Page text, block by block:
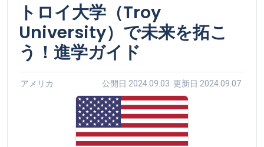
トロイ大学（Troy
University）で未来を拓こ
う！進学ガイド
アメリカ 公開日 2024.09.03 更新日 2024.09.07